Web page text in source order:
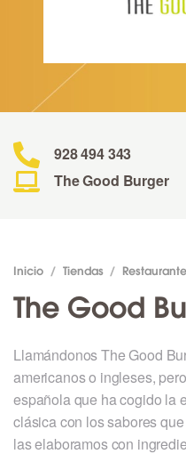
928 494 343
The Good Burger
Inicio / Tiendas /
The Good
Llamándonos The Good
americanos o ingleses,
española que ha cogido la
clásica con los sabores
las elaboramos con